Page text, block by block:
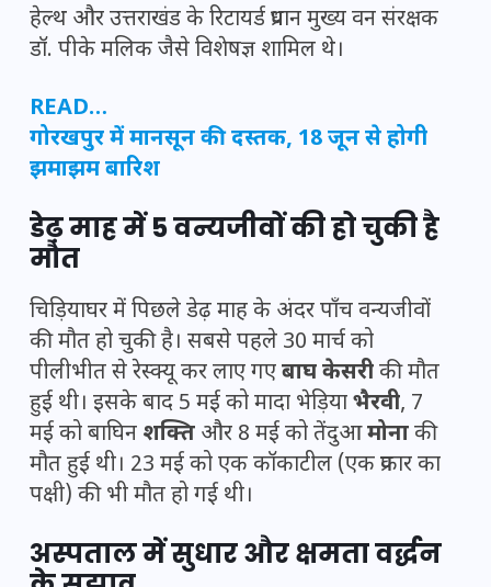
हेल्थ और उत्तराखंड के रिटायर्ड प्रधान मुख्य वन संरक्षक
डॉ. पीके मलिक जैसे विशेषज्ञ शामिल थे।
READ…
गोरखपुर में मानसून की दस्तक, 18 जून से होगी
झमाझम बारिश
डेढ़ माह में 5 वन्यजीवों की हो चुकी है
मौत
चिड़ियाघर में पिछले डेढ़ माह के अंदर पाँच वन्यजीवों
की मौत हो चुकी है। सबसे पहले 30 मार्च को
पीलीभीत से रेस्क्यू कर लाए गएबाघ केसरीकी मौत
हुई थी। इसके बाद 5 मई को मादा भेड़ियाभैरवी, 7
मई को बाघिन शक्ति और 8 मई को तेंदुआमोनाकी
मौत हुई थी। 23 मई को एक कॉकाटील (एक प्रकार का
पक्षी) की भी मौत हो गई थी।
अस्पताल में सुधार और क्षमता वर्द्धन